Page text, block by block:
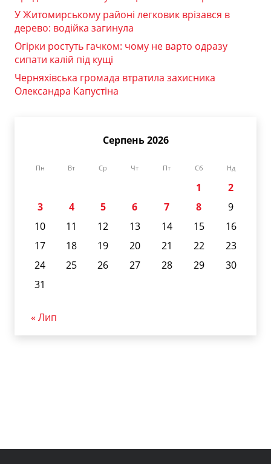
У Житомирському районі легковик врізався в
дерево: водійка загинула
Огірки ростуть гачком: чому не варто одразу
сипати калій під кущі
Черняхівська громада втратила захисника
Олександра Капустіна
Серпень 2026
Пн Вт Ср Чт Пт Сб Нд
1
2
3
4 5 6 7 8
9
10
11 12 13 14 15
16
17
18 19 20 21 22
23
24
25 26 27 28 29
30
31
« Лип